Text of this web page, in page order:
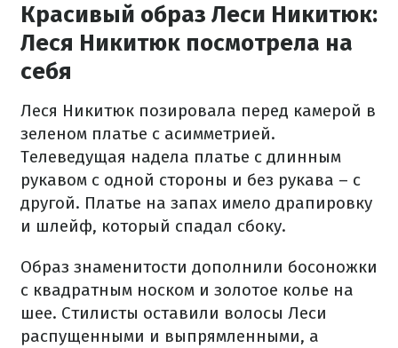
Красивый образ Леси Никитюк:
Леся Никитюк посмотрела на
себя
Леся Никитюк позировала перед камерой в
зеленом платье с асимметрией.
Телеведущая надела платье с длинным
рукавом с одной стороны и без рукава – с
другой. Платье на запах имело драпировку
и шлейф, который спадал сбоку.
Образ знаменитости дополнили босоножки
с квадратным носком и золотое колье на
шее. Стилисты оставили волосы Леси
распущенными и выпрямленными, а